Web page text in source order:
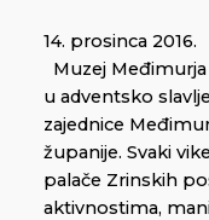
14. prosinca 2016.
Muzej
u adventsko
zajednice
županije. Svaki
palače Zrinskih
aktivnostima,